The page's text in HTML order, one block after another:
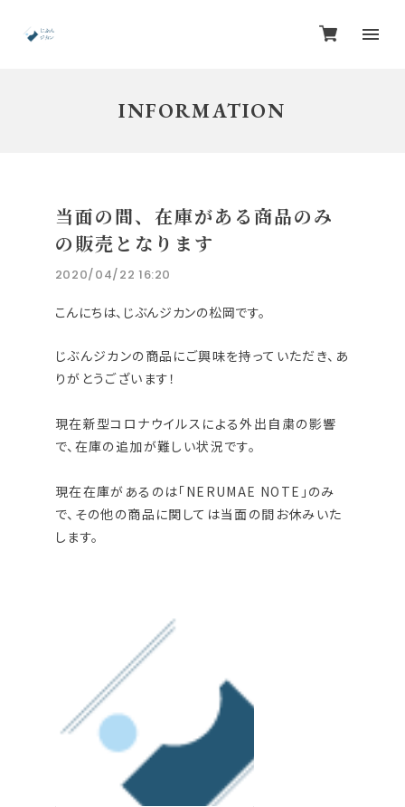
INFORMATION
当面の間、在庫がある商品のみ
の販売となります
2020/04/22 16:20
こんにちは、じぶんジカンの松岡です。
じぶんジカンの商品にご興味を持っていただき、あ
りがとうございます！
現在新型コロナウイルスによる外出自粛の影響
で、在庫の追加が難しい状況です。
現在在庫があるのは「NERUMAE NOTE」のみ
で、その他の商品に関しては当面の間お休みいた
します。